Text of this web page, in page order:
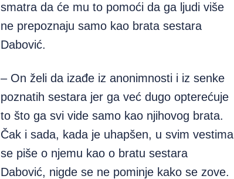
smatra da će mu to pomoći da ga ljudi više
ne prepoznaju samo kao brata sestara
Dabović.
– On želi da izađe iz anonimnosti i iz senke
poznatih sestara jer ga već dugo opterećuje
to što ga svi vide samo kao njihovog brata.
Čak i sada, kada je uhapšen, u svim vestima
se piše o njemu kao o bratu sestara
Dabović, nigde se ne pominje kako se zove.